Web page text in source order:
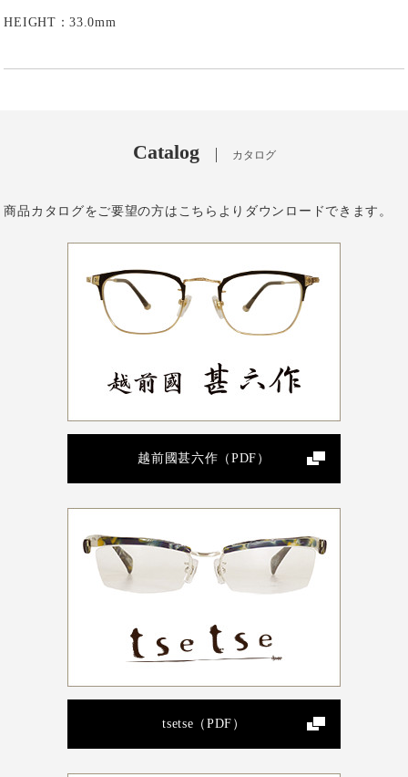
HEIGHT：33.0mm
Catalog カタログ
商品カタログをご要望の方はこちらよりダウンロードできます。
越前國甚六作（PDF）
tsetse（PDF）